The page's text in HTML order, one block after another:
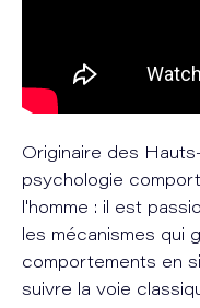
Originaire des
psychologie
l'homme : il est
les mécanismes qui
comportements en
suivre la voie